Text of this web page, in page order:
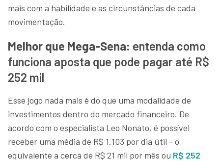
mais com a habilidade e as circunstâncias de cada
movimentação.
Melhor que Mega-Sena: entenda como
funciona aposta que pode pagar até R$
252 mil
Esse jogo nada mais é do que uma modalidade de
investimentos dentro do mercado financeiro. De
acordo com o especialista Leo Nonato, é possível
receber uma média de R$ 1.103 por dia útil - o
equivalente a cerca de R$ 21 mil por mês ou R$ 252